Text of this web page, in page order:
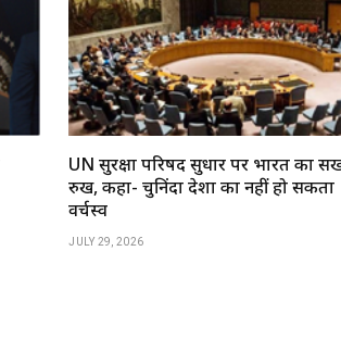
UN सुरक्षा परिषद सुधार पर भारत का
रुख, कहा- चुनिंदा देशों का नहीं हो सकता
वर्चस्व
JULY 29, 2026